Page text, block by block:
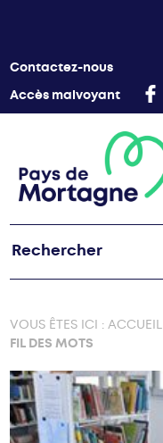
Contactez-nous
Accès malvoyant
VOUS ÊTES ICI :ACCUEIL
FIL DES MOTS